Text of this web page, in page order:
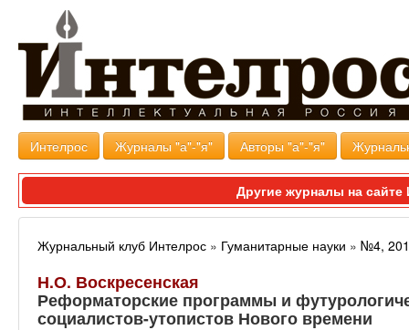
Интелрос Журналы "а"-"я" Авторы "а"-"я"
Другие журналы на
Журнальный клуб Интелрос » Гуманитарные науки » №4,
Н.О. Воскресенская
Реформаторские программы и
социалистов-утопистов Нового времени